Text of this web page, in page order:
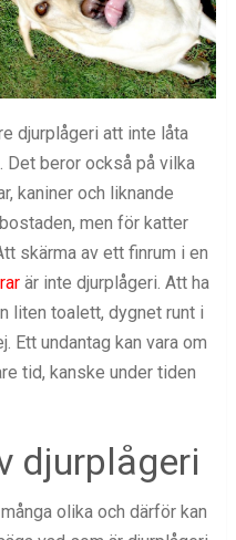
djurplågeri att inte låta
Det beror också på vilka
kaniner och liknande
men för katter
skärma av ett finrum i en
är inte djurplågeri. Att ha
liten toalett, dygnet runt i
Ett undantag kan vara om
tid, kanske under tiden
djurplågeri
olika och därför kan